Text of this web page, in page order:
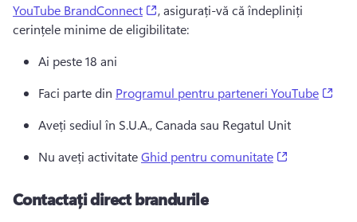
YouTube BrandConnect
(opens in a new tab)
, asigurați-vă că îndepliniți
cerințele minime de eligibilitate:
Ai peste 18 ani
Faci parte din Programul pentru parteneri YouTube
Aveți sediul în S.U.A., Canada sau Regatul Unit
Nu aveți activitate Ghid pentru comunitate
Contactați direct brandurile